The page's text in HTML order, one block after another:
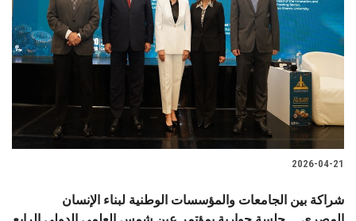
2026-04-21
شراكة بين الجامعات والمؤسسات الوطنية لبناء الإنسان